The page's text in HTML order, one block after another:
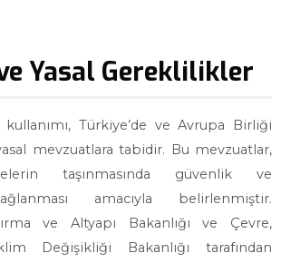
Yasal Gereklilikler
kullanımı, Türkiye’de ve Avrupa Birliği
mevzuatlara tabidir. Bu mevzuatlar,
taşınmasında güvenlik ve
amacıyla belirlenmiştir.
ve Altyapı Bakanlığı ve Çevre,
Değişikliği Bakanlığı tarafından